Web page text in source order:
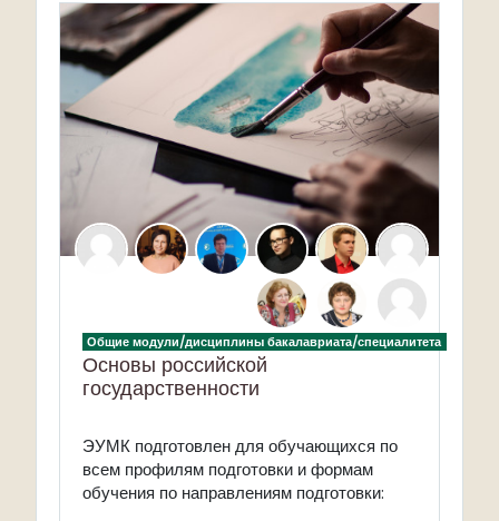
Общие модули/дисциплины бакалавриата/специалитета
Основы российской
государственности
ЭУМК подготовлен для обучающихся по
всем профилям подготовки и формам
обучения по направлениям подготовки: